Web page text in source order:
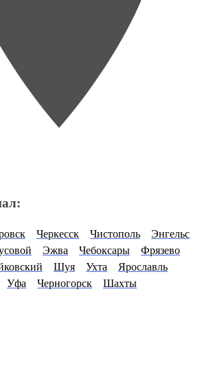
Черкесск Чистополь
Энгельс
Эжва Чебоксары
Фрязево
Шуя Ухта
Ярославль
Уфа Черногорск Шахты